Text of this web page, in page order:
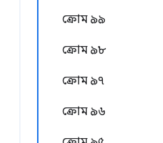
ক্রোম ৯৯
ক্রোম ৯৮
ক্রোম ৯৭
ক্রোম ৯৬